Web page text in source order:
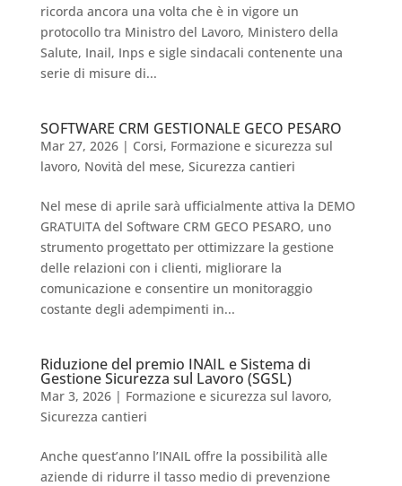
ricorda ancora una volta che è in vigore un
protocollo tra Ministro del Lavoro, Ministero della
Salute, Inail, Inps e sigle sindacali contenente una
serie di misure di...
SOFTWARE CRM GESTIONALE GECO PESARO
Mar 27, 2026| Corsi, Formazione e sicurezza sul
lavoro, Novità del mese, Sicurezza cantieri
Nel mese di aprile sarà ufficialmente attiva la DEMO
GRATUITA del Software CRM GECO PESARO, uno
strumento progettato per ottimizzare la gestione
delle relazioni con i clienti, migliorare la
comunicazione e consentire un monitoraggio
costante degli adempimenti in...
Riduzione del premio INAIL e Sistema di
Gestione Sicurezza sul Lavoro (SGSL)
Mar 3, 2026| Formazione e sicurezza sul lavoro,
Sicurezza cantieri
Anche quest’anno l’INAIL offre la possibilità alle
aziende di ridurre il tasso medio di prevenzione